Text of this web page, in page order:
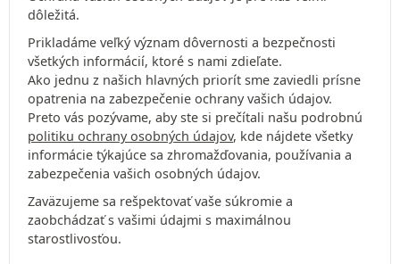
dôležitá.
Prikladáme veľký význam dôvernosti a bezpečnosti
všetkých informácií, ktoré s nami zdieľate.
Ako jednu z našich hlavných priorít sme zaviedli prísne
opatrenia na zabezpečenie ochrany vašich údajov.
Preto vás pozývame, aby ste si prečítali našu podrobnú
politiku ochrany osobných údajov, kde nájdete všetky
informácie týkajúce sa zhromažďovania, používania a
zabezpečenia vašich osobných údajov.
Zaväzujeme sa rešpektovať vaše súkromie a
zaobchádzať s vašimi údajmi s maximálnou
starostlivosťou.